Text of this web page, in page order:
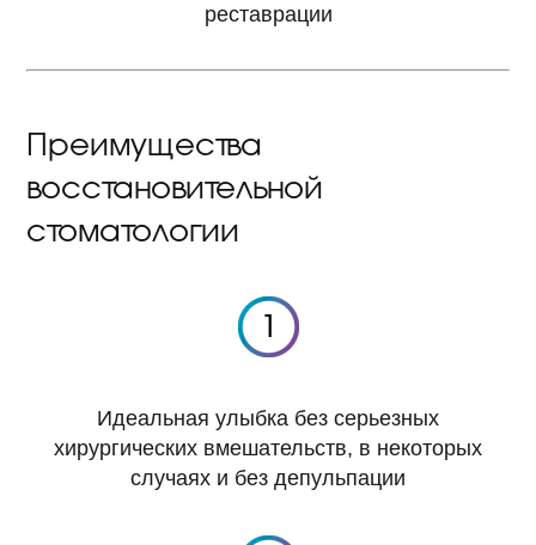
реставрации
Преимущества
восстановительной
стоматологии
Идеальная улыбка без серьезных
хирургических вмешательств, в некоторых
случаях и без депульпации